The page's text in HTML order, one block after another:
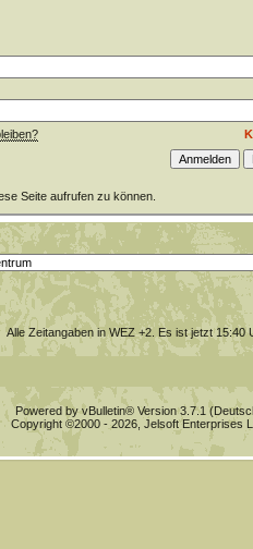
Seite aufrufen zu können.
Alle Zeitangaben in WEZ +2. Es ist jetzt15:40
Powered by vBulletin® Version 3.7.1
Copyright ©2000 - 2026, Jelsoft Enterprises